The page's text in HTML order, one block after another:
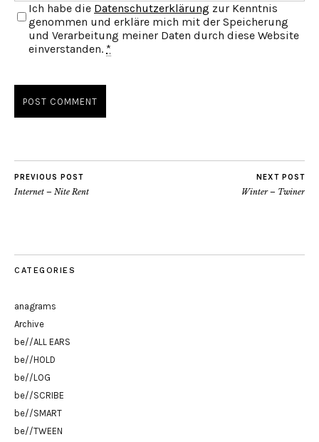
Ich habe die Datenschutzerklärung zur Kenntnis
genommen und erkläre mich mit der Speicherung
und Verarbeitung meiner Daten durch diese Website
einverstanden. *
PREVIOUS POST
Internet – Nite Rent
NEXT POST
Winter – Twiner
CATEGORIES
anagrams
Archive
be//ALL EARS
be//HOLD
be//LOG
be//SCRIBE
be//SMART
be//TWEEN